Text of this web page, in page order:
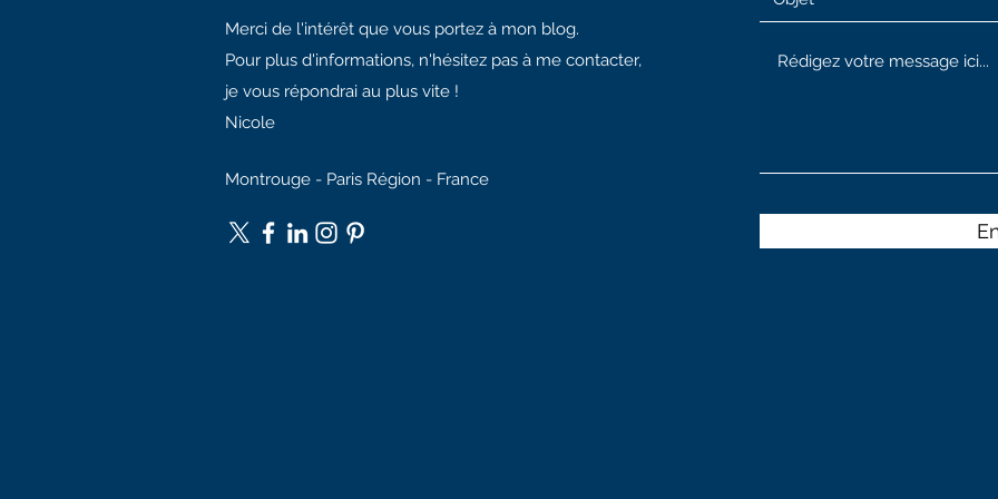
Merci de l'intérêt que vous portez à mon blog.
Pour plus d'informations, n'hésitez pas à me contacter,
je vous répondrai au plus vite !
Nicole
Montrouge - Paris Région - France